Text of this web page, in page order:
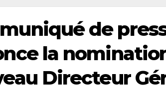
de
la
Directeur